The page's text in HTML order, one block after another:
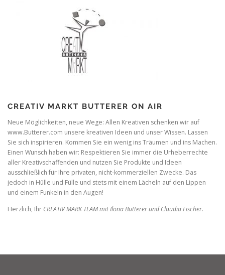
CREATIV MARKT BUTTERER ON AIR
Neue Möglichkeiten, neue Wege: Allen Kreativen schenken wir auf
www.Butterer.com unsere kreativen Ideen und unser Wissen. Lassen
Sie sich inspirieren. Kommen Sie ein wenig ins Träumen und ins Machen.
Einen Wunsch haben wir: Respektieren Sie immer die Urheberrechte
aller Kreativschaffenden und nutzen Sie Produkte und Ideen
ausschließlich für Ihre privaten, nicht-kommerziellen Zwecke. Das
jedoch in Hülle und Fülle und stets mit einem Lächeln auf den Lippen
und einem Funkeln in den Augen!
Herzlich, Ihr CREATIV MARK TEAM mit Ilona Butterer und Claudia Fischer.